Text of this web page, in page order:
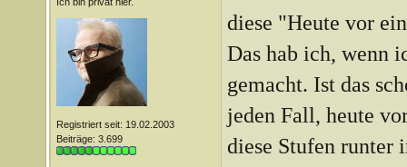
Registriert seit: 19.02.2003
Beiträge: 3.699
diese "Heute vor
Das hab ich, wenn
gemacht. Ist das
jeden Fall, heute
diese Stufen runter